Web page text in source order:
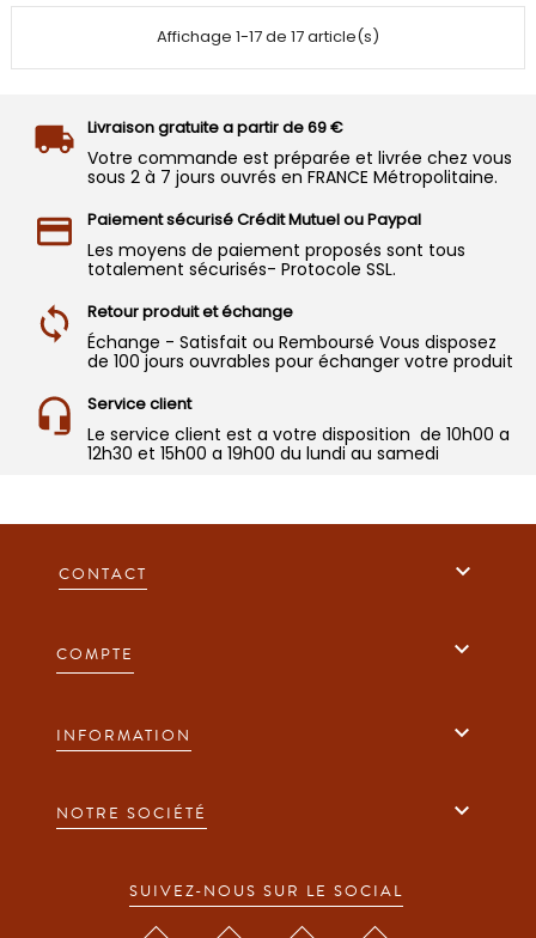
Affichage 1-17 de 17 article(s)
Livraison gratuite a partir de 69 €
Votre commande est préparée et livrée chez vous
sous 2 à 7 jours ouvrés en FRANCE Métropolitaine.
Paiement sécurisé Crédit Mutuel ou Paypal
Les moyens de paiement proposés sont tous
totalement sécurisés- Protocole SSL.
Retour produit et échange
Échange - Satisfait ou Remboursé Vous disposez
de 100 jours ouvrables pour échanger votre produit
Service client
Le service client est a votre disposition de 10h00 a
12h30 et 15h00 a 19h00 du lundi au samedi
CONTACT 
COMPTE 
INFORMATION 
NOTRE SOCIÉTÉ 
SUIVEZ-NOUS SUR LE SOCIAL